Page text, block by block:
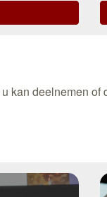
kan deelnemen